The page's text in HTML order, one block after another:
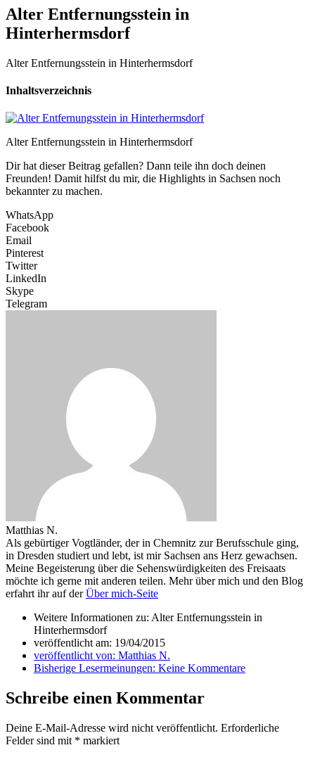
Alter Entfernungsstein in
Hinterhermsdorf
Alter Entfernungsstein in Hinterhermsdorf
Inhaltsverzeichnis
Alter Entfernungsstein in Hinterhermsdorf
Dir hat dieser Beitrag gefallen? Dann teile ihn doch deinen
Freunden! Damit hilfst du mir, die Highlights in Sachsen noch
bekannter zu machen.
WhatsApp
Facebook
Email
Pinterest
Twitter
LinkedIn
Skype
Telegram
Matthias N.
Als gebürtiger Vogtländer, der in Chemnitz zur Berufsschule ging,
in Dresden studiert und lebt, ist mir Sachsen ans Herz gewachsen.
Meine Begeisterung über die Sehenswürdigkeiten des Freisaats
möchte ich gerne mit anderen teilen. Mehr über mich und den Blog
erfahrt ihr auf derÜber mich-Seite
Weitere Informationen zu: Alter Entfernungsstein in
Hinterhermsdorf
veröffentlicht am: 19/04/2015
veröffentlicht von: Matthias N.
Bisherige Lesermeinungen: Keine Kommentare
Schreibe einen Kommentar
Deine E-Mail-Adresse wird nicht veröffentlicht. Erforderliche
Felder sind mit * markiert